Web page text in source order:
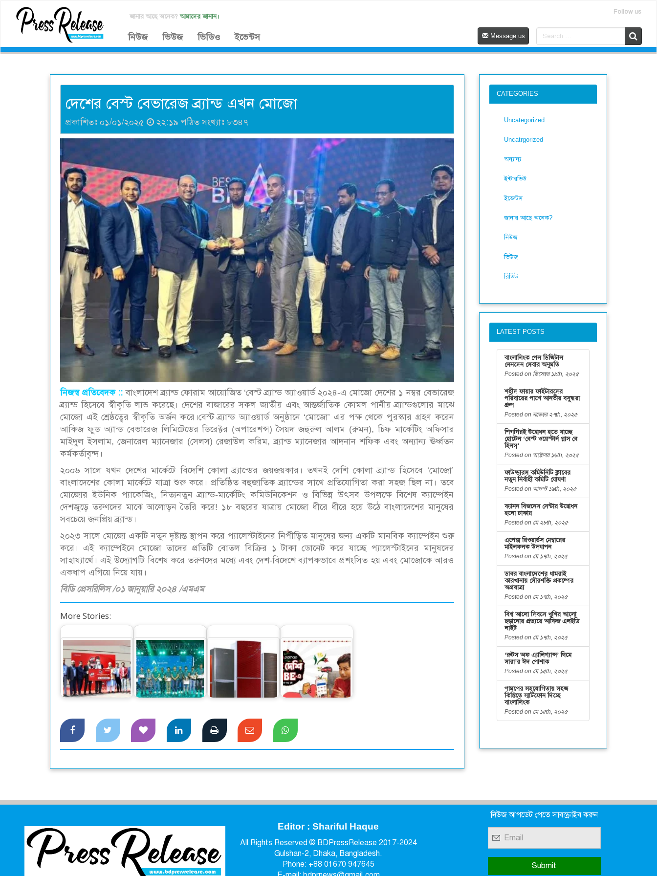
জানার আছে অনেক? আমাদের জানান।
Follow us
নিউজ ভিউজ ভিডিও ইভেন্টস Message us
দেশের বেস্ট বেভারেজ ব্র্যান্ড এখন মোজো
প্রকাশিতঃ ০১/০১/২০২৫ ২২:১৯ পঠিত সংখ্যাঃ ৮৩৪৭
নিজস্ব প্রতিবেদক ::‌ বাংলাদেশ ব্র্যান্ড ফোরাম আয়োজিত ‘বেস্ট ব্র্যান্ড অ্যাওয়ার্ড ২০২৪-এ মোজো দেশের ১ নম্বর বেভারেজ
ব্র্যান্ড হিসেবে স্বীকৃতি লাভ করেছে। দেশের বাজারের সকল জাতীয় এবং আন্তর্জাতিক কোমল পানীয় ব্র্যান্ডগুলোর মাঝে
মোজো এই শ্রেষ্ঠত্বের স্বীকৃতি অর্জন করে।বেস্ট ব্র্যান্ড অ্যাওয়ার্ড অনুষ্ঠানে ‘মোজো’ এর পক্ষ থেকে পুরস্কার গ্রহণ করেন
আকিজ ফুড অ্যান্ড বেভারেজ লিমিটেডের ডিরেক্টর (অপারেশন্স) সৈয়দ জহুরুল আলম (রুমন), চিফ মার্কেটিং অফিসার
মাইদুল ইসলাম, জেনারেল ম্যানেজার (সেলস) রেজাউল করিম, ব্র্যান্ড ম্যানেজার আদনান শফিক এবং অন্যান্য ঊর্ধ্বতন
কর্মকর্তাবৃন্দ।
২০০৬ সালে যখন দেশের মার্কেটে বিদেশি কোলা ব্র্যান্ডের জয়জয়কার। তখনই দেশি কোলা ব্র্যান্ড হিসেবে ‘মোজো’
বাংলাদেশের কোলা মার্কেটে যাত্রা শুরু করে। প্রতিষ্ঠিত বহুজাতিক ব্র্যান্ডের সাথে প্রতিযোগিতা করা সহজ ছিল না। তবে
মোজোর ইউনিক প্যাকেজিং, নিত্যনতুন ব্র্যান্ড-মার্কেটিং কমিউনিকেশন ও বিভিন্ন উৎসব উপলক্ষে বিশেষ ক্যাম্পেইন
দেশজুড়ে তরুণদের মাঝে আলোড়ন তৈরি করে! ১৮ বছরের যাত্রায় মোজো ধীরে ধীরে হয়ে উঠে বাংলাদেশের মানুষের
সবচেয়ে জনপ্রিয় ব্র্যান্ড।
২০২৩ সালে মোজো একটি নতুন দৃষ্টান্ত স্থাপন করে প্যালেস্টাইনের নিপীড়িত মানুষের জন্য একটি মানবিক ক্যাম্পেইন শুরু
করে। এই ক্যাম্পেইনে মোজো তাদের প্রতিটি বোতল বিক্রির ১ টাকা ডোনেট করে যাচ্ছে প্যালেস্টাইনের মানুষদের
সাহায্যার্থে। এই উদ্যোগটি বিশেষ করে তরুণদের মধ্যে এবং দেশ-বিদেশে ব্যাপকভাবে প্রশংসিত হয় এবং মোজোকে আরও
একধাপ এগিয়ে নিয়ে যায়।
বিডি প্রেসরিলিস /০১ জানুয়ারি ২০২৪ /এমএম
More Stories:
ক্ষতিগ্রস্ত ফিলিস্তিনিদের
পাশে দাঁড়িয়েছে
‘মোজো’
আকিজ বোর্ড ডিলার
কনফারেন্স থেকে ঘোষণা
এলো নতুন সব
ইনোভেশনের
দেশি ফ্রিজে স্বপ্নপূরণ
পাঠাওয়ের ‘চলো দেশি
ভাইব-এ’ ক্যাম্পেইন
CATEGORIES
Uncategorized
Uncatrgorized
অন্যান্য
ইন্টারভিউ
ইভেন্টস
জানার আছে অনেক?
নিউজ
ভিউজ
রিভিউ
LATEST POSTS
বাংলালিংক পেল ডিজিটাল
লেনদেন সেবার অনুমতি
Posted on ডিসেম্বর ১৯th, ২০২৫
শহীদ ফায়ার ফাইটারদের
পরিবারের পাশে আনভীর বসুন্ধরা
গ্রুপ
Posted on নভেম্বর ২৭th, ২০২৫
শিগগিরই উদ্বোধন হতে যাচ্ছে
হোটেল ‘বেস্ট ওয়েস্টার্ন প্লাস বে
হিলস্’
Posted on অক্টোবর ১৬th, ২০২৫
ফাউন্ডারস কমিউনিটি ক্লাবের
নতুন নির্বাহী কমিটি ঘোষণা
Posted on আগস্ট ১৯th, ২০২৫
ক্যানন বিজনেস সেন্টার উদ্বোধন
হলো ঢাকায়
Posted on মে ২৮th, ২০২৫
এপেক্স রিওয়ার্ডস মেম্বারের
মাইলফলক উদযাপন
Posted on মে ১৭th, ২০২৫
ডাবর বাংলাদেশের ধামরাই
কারখানায় সৌরশক্তি প্রকল্পের
অগ্রযাত্রা
Posted on মে ১৭th, ২০২৫
বিশ্ব আলো দিবসে খুশির আলো
ছড়ানোর প্রত্যয়ে আকিজ এলইডি
লাইট
Posted on মে ১৭th, ২০২৫
‘রুটস অফ এ্যালিগ্যান্স’ থিমে
সারা’র ঈদ পোশাক
Posted on মে ১৫th, ২০২৫
পামপের সহযোগিতায় সহজ
কিস্তিতে স্মার্টফোন দিচ্ছে
বাংলালিংক
Posted on মে ১৫th, ২০২৫
Editor : Shariful Haque
All Rights Reserved © BDPressRelease 2017-2024
Gulshan-2, Dhaka, Bangladesh.
Phone: +88 01670 947645
নিউজ আপডেট পেতে সাবস্ক্রাইব করুন